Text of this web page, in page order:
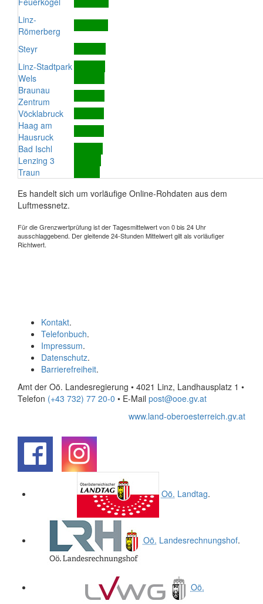
Linz-
Römerberg
Steyr
Linz-Stadtpark
Wels
Braunau
Zentrum
Vöcklabruck
Haag am
Hausruck
Bad Ischl
Lenzing 3
Traun
Es handelt sich um vorläufige Online-Rohdaten aus dem
Luftmessnetz.
Für die Grenzwertprüfung ist der Tagesmittelwert von 0 bis 24 Uhr
ausschlaggebend. Der gleitende 24-Stunden Mittelwert gilt als vorläufiger
Richtwert.
Kontakt.
Telefonbuch.
Impressum.
Datenschutz.
Barrierefreiheit.
Amt der Oö. Landesregierung • 4021 Linz, Landhausplatz 1 •
Telefon (+43 732) 77 20-0 • E-Mail post@ooe.gv.at
www.land-oberoesterreich.gv.at
Oö. Landtag.
Oö. Landesrechnungshof.
Oö.